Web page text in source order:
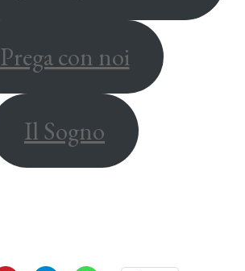
Prega con noi
Il Sogno